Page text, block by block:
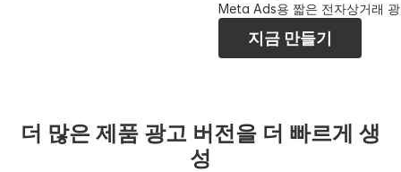
Meta Ads용 짧은 전자상거래
지금 만들기
더 많은 제품 광고 버전을 더 빠르게 생
성